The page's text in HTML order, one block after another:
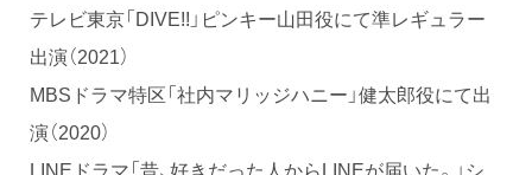
テレビ東京「DIVE!!」ピンキー山田役にて準レギュラー
出演（2021）
MBSドラマ特区「社内マリッジハニー」健太郎役にて出
演（2020）
LINEドラマ「昔、好きだった人からLINEが届いた。」シ